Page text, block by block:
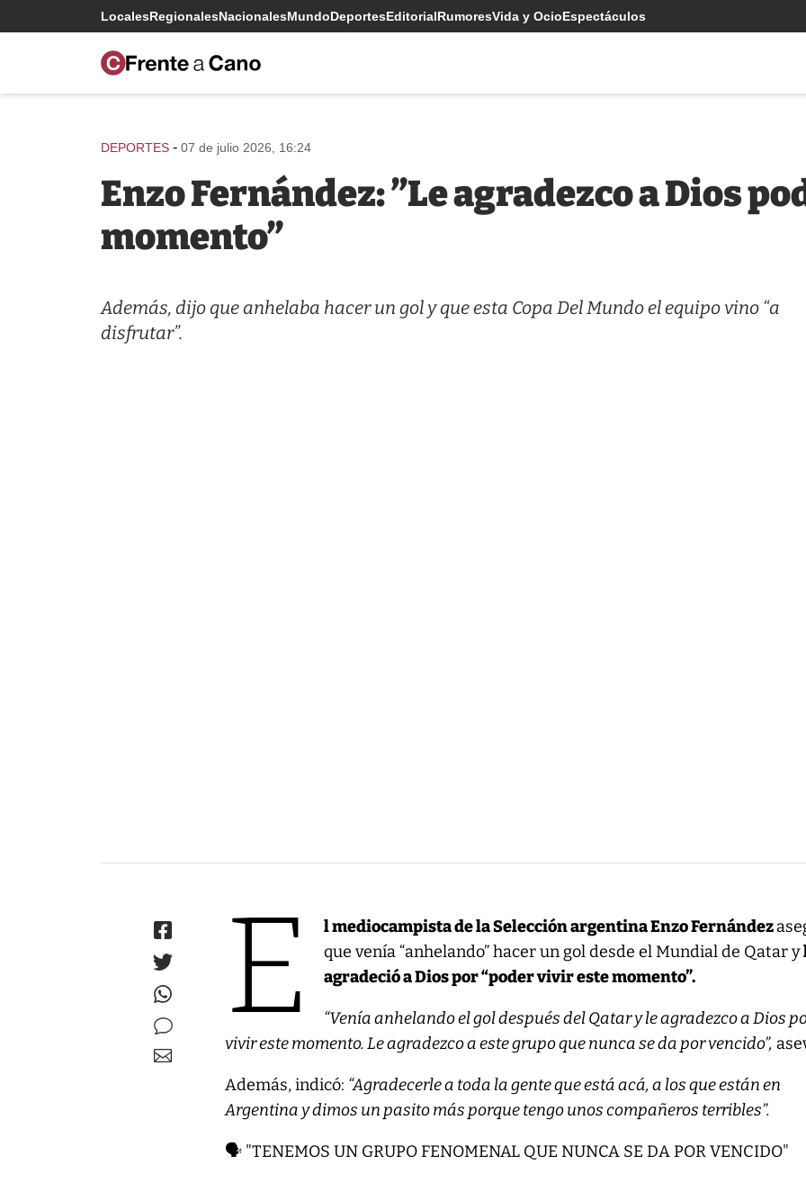
LocalesRegionalesNacionalesMundoDeportesEditorialRumoresVida y OcioEspectáculos
DEPORTES - 07 de julio 2026, 16:24
Enzo Fernández: ”Le agradezco a Dios
momento”
Además, dijo que anhelaba hacer un gol y que esta Copa Del Mundo el equipo vino “a
disfrutar”.
E l mediocampista de la Selección argentina Enzo Fernández
que venía “anhelando” hacer un gol desde el Mundial de Qatar y
agradeció a Dios por “poder vivir este momento”.
“Venía anhelando el gol después del Qatar y le agradezco a Dios
vivir este momento. Le agradezco a este grupo que nunca se da por vencido”,
Además, indicó: “Agradecerle a toda la gente que está acá, a los que están en
Argentina y dimos un pasito más porque tengo unos compañeros terribles”.
🗣️ "TENEMOS UN GRUPO FENOMENAL QUE NUNCA SE DA POR VENCIDO"